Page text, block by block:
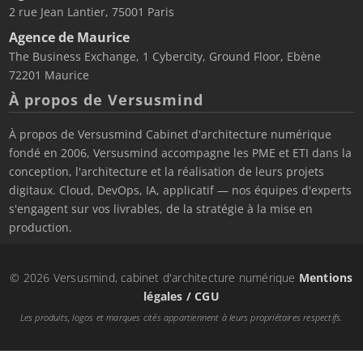
2 rue Jean Lantier, 75001 Paris
Agence de Maurice
The Business Exchange, 1 Cybercity, Ground Floor, Ebène
72201 Maurice
À propos de Versusmind
À propos de Versusmind Cabinet d'architecture numérique
fondé en 2006, Versusmind accompagne les PME et ETI dans la
conception, l'architecture et la réalisation de leurs projets
digitaux. Cloud, DevOps, IA, applicatif — nos équipes d'experts
s'engagent sur vos livrables, de la stratégie à la mise en
production.
© 2026 Versusmind, cabinet d'architecture numérique Mentions
légales / CGU
Les produits, logos et marques cités appartiennent à leurs propriétaires respectifs.